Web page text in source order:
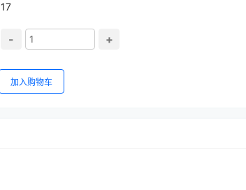
17
- +
加入购物车